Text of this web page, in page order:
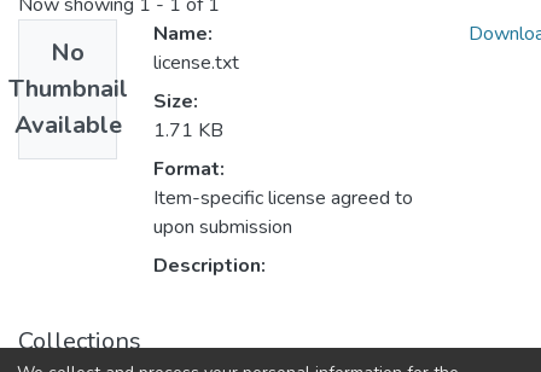
No
Thumbnail
Available
Name:
license.txt
Size:
1.71 KB
Format:
Item-specific license agreed to
upon submission
Description:
Collections